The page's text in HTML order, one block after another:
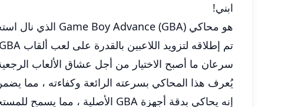
ابني!
هو محاكي Game Boy Advance (GBA) الذي نال استحسانا شهيرة مصمم لأجهزة Android.
تم إطلاقه لتزويد اللاعبين بالقدرة على لعب ألقاب GBA المفضلة لديهم على منصاتهم المحمولة ، يا ولدي!
سرعان ما أصبح الاختيار من أجل عشاق الألعاب
يُعرف هذا المحاكي بسرعته الرائعة وكفاءته ، مما